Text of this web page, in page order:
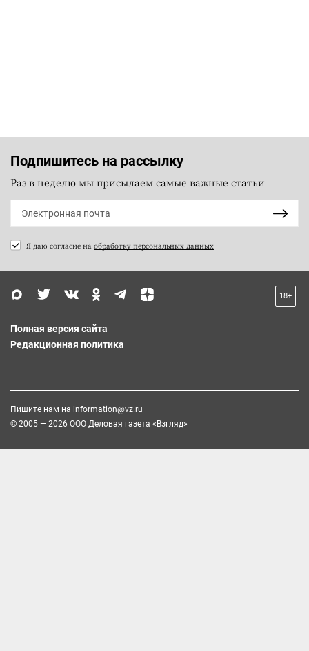
Подпишитесь на рассылку
Раз в неделю мы присылаем самые важные статьи
Я даю согласие на обработку персональных данных
18+
Полная версия сайта
Редакционная политика
Пишите нам на information@vz.ru
© 2005 — 2026 ООО Деловая газета «Взгляд»